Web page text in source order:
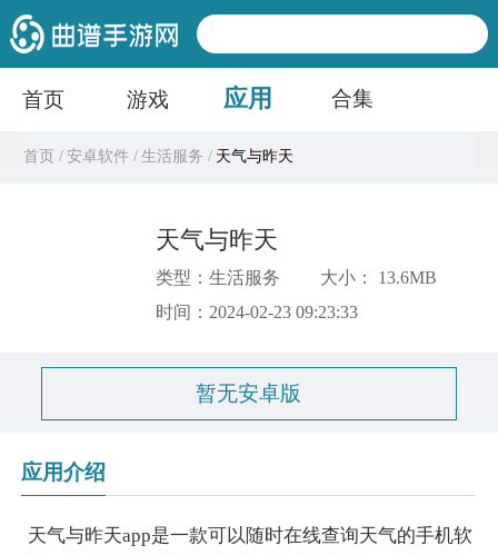
首页 游戏 应用 合集
首页 /安卓软件 /生活服务 / 天气与昨天
天气与昨天
类型：生活服务
大小： 13.6MB
时间：2024-02-23 09:23:33
暂无安卓版
应用介绍
天气与昨天app是一款可以随时在线查询天气的手机软